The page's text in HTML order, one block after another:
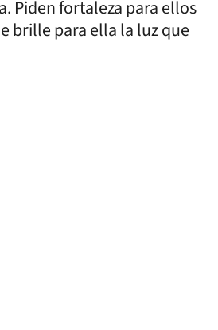
Piden fortaleza para ellos
brille para ella la luz que